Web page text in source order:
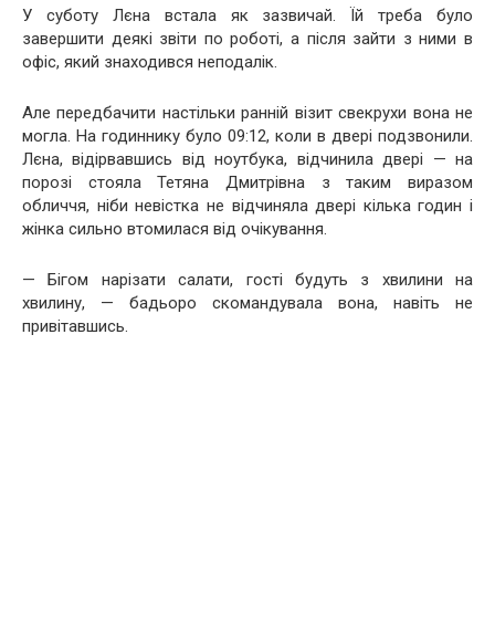
У суботу Лєна встала як зазвичай. Їй треба було
завершити деякі звіти по роботі, а після зайти з ними в
офіс, який знаходився неподалік.
Але передбачити настільки ранній візит свекрухи вона не
могла. На годиннику було 09:12, коли в двері подзвонили.
Лєна, відірвавшись від ноутбука, відчинила двері — на
порозі стояла Тетяна Дмитрівна з таким виразом
обличчя, ніби невістка не відчиняла двері кілька годин і
жінка сильно втомилася від очікування.
— Бігом нарізати салати, гості будуть з хвилини на
хвилину, — бадьоро скомандувала вона, навіть не
привітавшись.